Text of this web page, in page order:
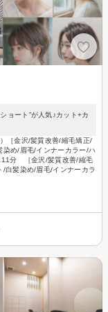
ョート”が人気♪カット+カ
［金沢/髪質改善/縮毛矯正/
染め/眉毛/インナーカラー/ハ
11分 ［金沢/髪質改善/縮毛
白髪染め/眉毛/インナーカラ